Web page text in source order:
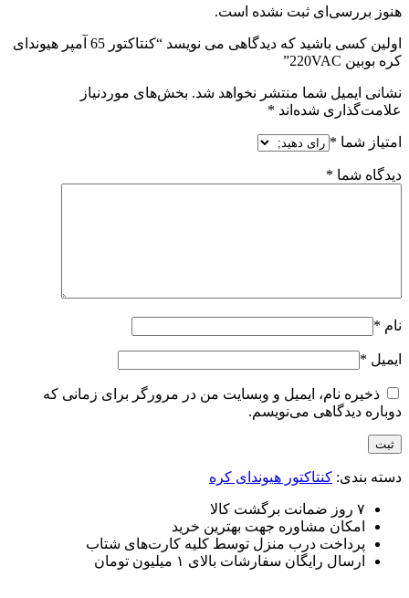
هنوز بررسی‌ای ثبت نشده است.
اولین کسی باشید که دیدگاهی می نویسد “کنتاکتور 65 آمپر هیوندای
کره بوبین 220VAC”
نشانی ایمیل شما منتشر نخواهد شد. بخش‌های موردنیاز
علامت‌گذاری شده‌اند *
امتیاز شما *
دیدگاه شما *
نام *
ایمیل *
ذخیره نام، ایمیل و وبسایت من در مرورگر برای زمانی که
دوباره دیدگاهی می‌نویسم.
دسته بندی: کنتاکتور هیوندای کره
۷ روز ضمانت برگشت کالا
امکان مشاوره جهت بهترین خرید
پرداخت درب منزل توسط کلیه کارت‌های شتاب
ارسال رایگان سفارشات بالای ۱ میلیون تومان